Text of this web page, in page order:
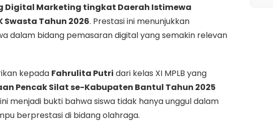
Digital Marketing tingkat Daerah Istimewa
Tahun 2026. Prestasi ini menunjukkan
dalam bidang pemasaran digital yang semakin relevan
kepada Fahrulita Putri dari kelas XI MPLB yang
Pencak Silat se-Kabupaten Bantul Tahun 2025
menjadi bukti bahwa siswa tidak hanya unggul dalam
berprestasi di bidang olahraga.